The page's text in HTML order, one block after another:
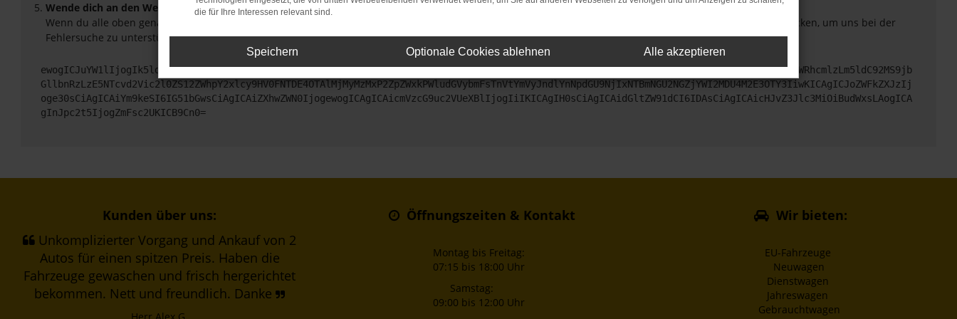
Wende dich an den Webseitenbetreiber.
Wenn du alle oben genannten Schritte versucht hast, kontaktiere uns bitte. Wir werden versuchen, das Problem zu beheben. Du kannst uns diesen Text schicken, um uns bei der
Fehlersuche zu unterstützen:
ewogICJuYW1lIjogIk5ldHdvcmtFcnJvciIsCiAgImNvbmZpZyI6IHsKICAgICJtZXRob2QiOiAiR0VUIiwKICAgICJ1cmwiOiAiaHR0cHM6Ly9hcGkueC5ha3MtcHJvZC5hdWRhcmlzLm5ldC92MS9jb
GllbnRzLzE5NTcvd2Vic2l0ZS12ZWhpY2xlcy9HV0FNTDE4OTAlMjMyMzMxP2ZpZWxkPWludGVybmFsTnVtYmVyJndlYnNpdGU9NjIxNTBmNGU2NGZjYWI2MDU4M2E3OTY3IiwKICAgICJoZWFkZXJzIj
oge30sCiAgICAiYm9keSI6IG51bGwsCiAgICAiZXhwZWN0IjogewogICAgICAicmVzcG9uc2VUeXBlIjogIiIKICAgIH0sCiAgICAidGltZW91dCI6IDAsCiAgICAicHJvZ3Jlc3MiOiBudWxsLAogICA
gInJpc2t5IjogZmFsc2UKICB9Cn0=
Kunden über uns:
Unkomplizierter Vorgang und Ankauf von 2
Autos für einen spitzen Preis. Haben die
Fahrzeuge gewaschen und frisch hergerichtet
bekommen. Nett und freundlich. Danke
Öffnungszeiten & Kontakt
Montag bis Freitag:
07:15 bis 18:00 Uhr
Samstag:
09:00 bis 12:00 Uhr
Wir bieten:
EU-Fahrzeuge
Neuwagen
Dienstwagen
Jahreswagen
Gebrauchtwagen
die für Ihre Interessen relevant sind.
Speichern Optionale Cookies ablehnen Alle akzeptieren